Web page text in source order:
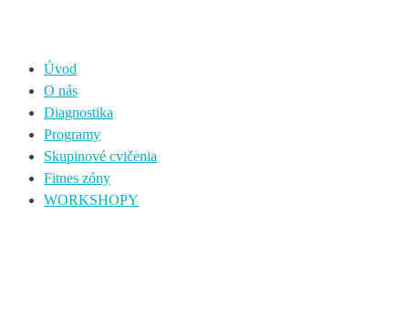
Úvod
O nás
Diagnostika
Programy
Skupinové cvičenia
Fitnes zóny
WORKSHOPY